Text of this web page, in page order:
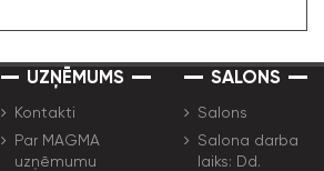
UZŅĒMUMS
Kontakti
Par MAGMA
uzņēmumu
SALONS
Salons
Salona darba
laiks: Dd.